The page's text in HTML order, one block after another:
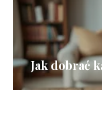
Jak dobrać